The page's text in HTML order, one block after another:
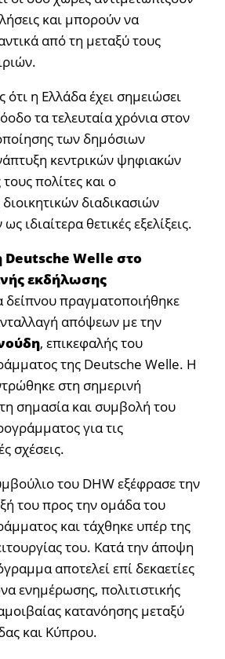
και μπορούν να
από τη μεταξύ τους
ότι η Ελλάδα έχει σημειώσει
τα τελευταία χρόνια στον
των δημόσιων
κεντρικών ψηφιακών
πολίτες και ο
διαδικασιών
ιδιαίτερα θετικές εξελίξεις.
Deutsche Welle στο
εκδήλωσης
δείπνου πραγματοποιήθηκε
απόψεων με την
, επικεφαλής του
της Deutsche Welle. Η
στη σημερινή
σημασία και συμβολή του
για τις
σχέσεις.
του DHW εξέφρασε την
του προς την ομάδα του
και τάχθηκε υπέρ της
του. Κατά την άποψη
αποτελεί επί δεκαετίες
ενημέρωσης, πολιτιστικής
κατανόησης μεταξύ
και Κύπρου.